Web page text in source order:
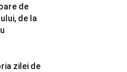
de
de la
zilei de